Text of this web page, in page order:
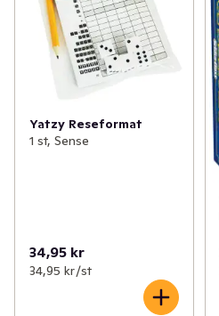
Yatzy Reseformat
1 st, Sense
34,95 kr
34,95 kr /st